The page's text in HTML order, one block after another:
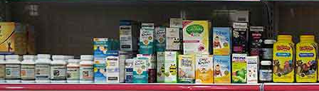
✓ Công nghệ ADVAN UV-Barrier bảo vệ chuyên sâu làn
da khỏi tác hại của tia UV. ADVAN giúp phản xạ lại tia
UVA, ngăn không cho UVA thâm nhập sâu vào da. Qua
đó nó ngăn chặn tác động xấu mà UVA gây ra cho da
như giảm độ đàn hồi, nám tàn nhang, ung thư da…